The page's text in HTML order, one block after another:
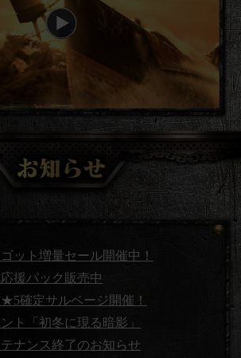
ット増量セール開催中！
援パック販売中
確定サルベージ開催！
ト「初冬に現る暗影」
テナンス終了のお知らせ